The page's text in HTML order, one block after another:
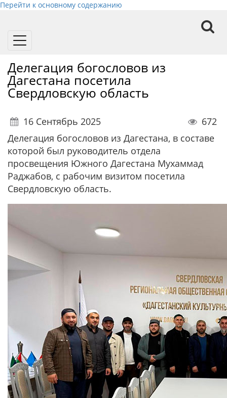
Перейти к основному содержанию
Toggle
Делегация богословов из
Дагестана посетила
Свердловскую область
16 Сентябрь 2025
672
Делегация богословов из Дагестана, в составе
которой был руководитель отдела
просвещения Южного Дагестана Мухаммад
Раджабов, с рабочим визитом посетила
Свердловскую область.